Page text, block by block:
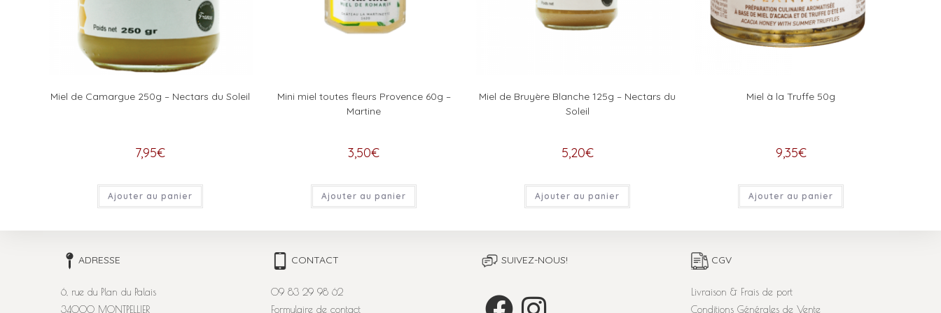
Miel de Camargue 250g – Nectars du Soleil
7,95€
Ajouter au panier
Mini miel toutes fleurs Provence 60g –
Martine
3,50€
Ajouter au panier
Miel de Bruyère Blanche 125g – Nectars du
Soleil
5,20€
Ajouter au panier
Miel à la Truffe 50g
9,35€
Ajouter au panier
ADRESSE
6, rue du Plan du Palais
34000 MONTPELLIER
CONTACT
09 83 29 98 62
Formulaire de contact
SUIVEZ-NOUS! CGV
Livraison & Frais de port
Conditions Générales de Vente